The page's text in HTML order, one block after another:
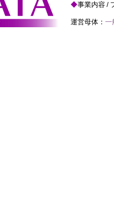
事業内容
運営母体： 一